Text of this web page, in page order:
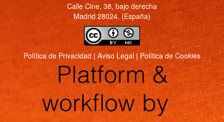
Calle Cine, 38, bajo derecha
Madrid 28024. (España)
Política de Privacidad | Aviso Legal | Política de Cookies